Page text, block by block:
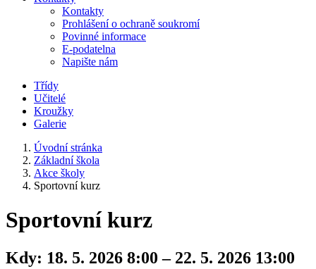
Kontakty
Prohlášení o ochraně soukromí
Povinné informace
E-podatelna
Napište nám
Třídy
Učitelé
Kroužky
Galerie
Úvodní stránka
Základní škola
Akce školy
Sportovní kurz
Sportovní kurz
Kdy: 18. 5. 2026 8:00 – 22. 5. 2026 13:00